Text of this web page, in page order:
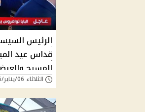
الرئيس
قداس عيد
المسيح
الثلاثاء 06/يناير/2026 - 08:18 م